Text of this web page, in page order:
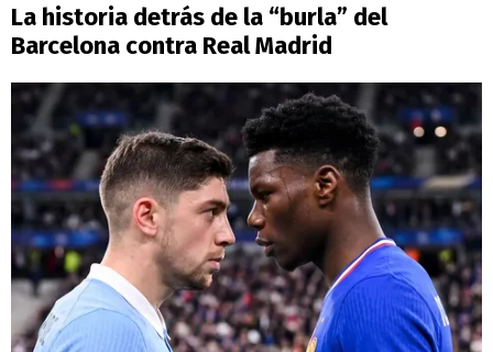
La historia detrás de la “burla” del
Barcelona contra Real Madrid